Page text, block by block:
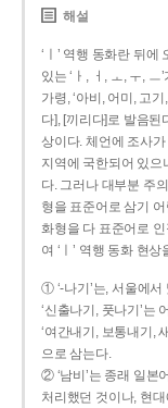
해설
‘ㅣ’ 역행 동화란 뒤에
있는 ‘ㅏ, ㅓ, ㅗ, ㅜ, ㅡ
가령, ‘아비, 어미, 고
다], [끼리다]로 발음된
상이다. 체언에 조사가
지역에 국한되어 있으
다. 그러나 대부분 주
형을 표준어로 삼기
화형을 다 표준어로
여 ‘ㅣ’ 역행 동화 현
① ‘-나기’는, 서울에서
‘신출나기, 풋나기’는
‘여간내기, 보통내기,
으로 삼는다.
② ‘남비’는 종래 일본
처리했던 것이나, 현